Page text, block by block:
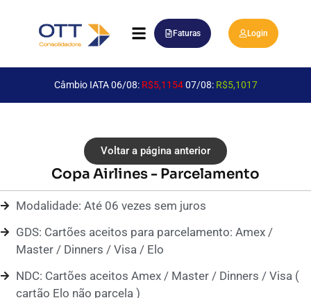
Faturas Login
Câmbio IATA 06/08: R$5,115407/08: R$5,1017
Voltar a página anterior
Copa Airlines - Parcelamento
Modalidade: Até 06 vezes sem juros
GDS: Cartões aceitos para parcelamento: Amex /
Master / Dinners / Visa / Elo
NDC: Cartões aceitos Amex / Master / Dinners / Visa (
cartão Elo não parcela )